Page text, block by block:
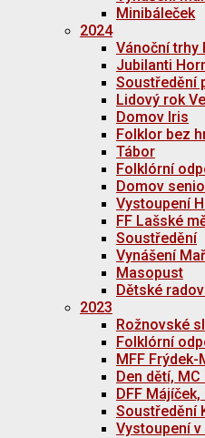
Minibáleček
2024
Vánoční trhy
Jubilanti
Soustředění
Lidový rok
Domov Iris
Folklor bez
Tábor
Folklórní
Domov
Vystoupení
FF Lašské
Soustředění
Vynášení
Masopust
Dětské
2023
Rožnovské
Folklórní
MFF
Den dětí,
DFF
Soustředění
Vystoupení v